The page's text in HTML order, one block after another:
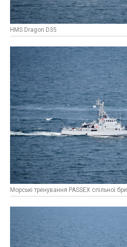
HMS Dragon D35
Морські тренування PASSEX спільної